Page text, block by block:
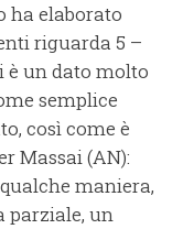
ha elaborato
riguarda 5 –
è un dato molto
semplice
così come è
Massai (AN):
maniera,
parziale, un